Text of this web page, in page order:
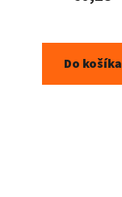
Do košíka